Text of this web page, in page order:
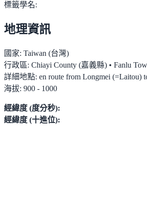
標籤學名:
地理資訊
國家: Taiwan (台灣)
行政區: Chiayi County (嘉義縣) • Fanlu
詳細地點: en route from Longmei (=Laitou)
海拔: 900 - 1000
經緯度 (度分秒):
經緯度 (十進位):